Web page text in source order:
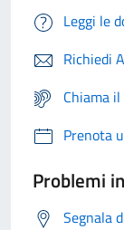
Leggi le
Richiedi
Chiama
Prenota
Problemi
Segnala